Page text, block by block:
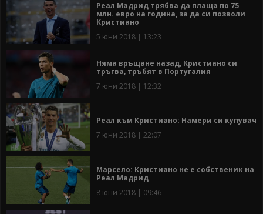
Реал Мадрид трябва да плаща по 75
млн. евро на година, за да си позволи
Кристиано
5 юни 2018 | 13:23
Няма връщане назад, Кристиано си
тръгва, тръбят в Португалия
7 юни 2018 | 12:32
Реал към Кристиано: Намери си купувач
7 юни 2018 | 22:07
Марсело: Кристиано не е собственик на
Реал Мадрид
8 юни 2018 | 09:46